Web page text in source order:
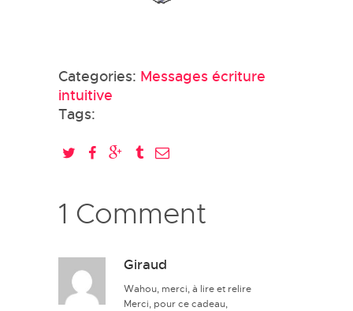
Categories: Messages écriture
intuitive
Tags:
1 Comment
Giraud
Wahou, merci, à lire et relire
Merci, pour ce cadeau,